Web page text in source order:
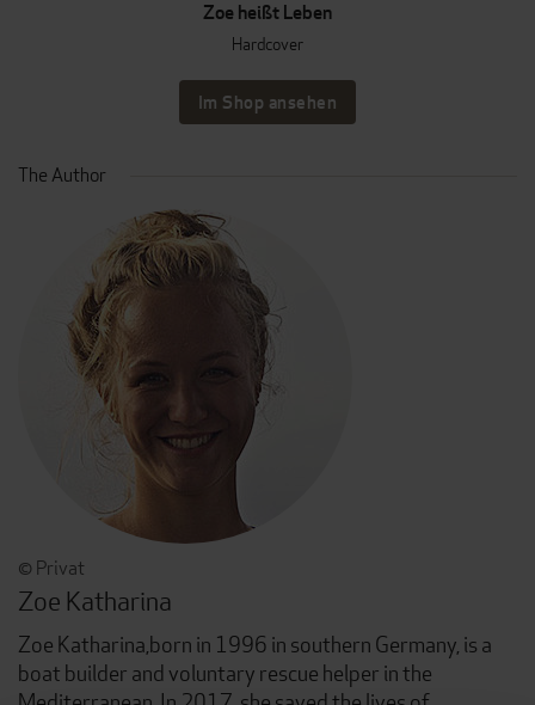
Zoe heißt Leben
Hardcover
Im Shop ansehen
The Author
© Privat
Zoe Katharina
Zoe Katharina,born in 1996 in southern Germany, is a
boat builder and voluntary rescue helper in the